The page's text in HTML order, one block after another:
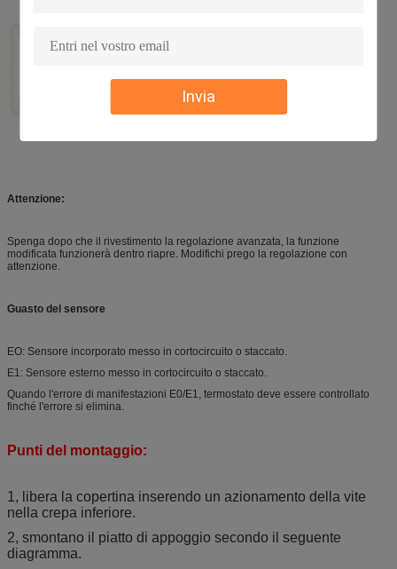
Invia
Attenzione:
Spenga dopo che il rivestimento la regolazione avanzata, la funzione
modificata funzionerà dentro riapre. Modifichi prego la regolazione con
attenzione.
Guasto del sensore
EO: Sensore incorporato messo in cortocircuito o staccato.
E1: Sensore esterno messo in cortocircuito o staccato.
Quando l'errore di manifestazioni E0/E1, termostato deve essere controllato
finché l'errore si elimina.
Punti del montaggio:
1, libera la copertina inserendo un azionamento della vite
nella crepa inferiore.
2, smontano il piatto di appoggio secondo il seguente
diagramma.